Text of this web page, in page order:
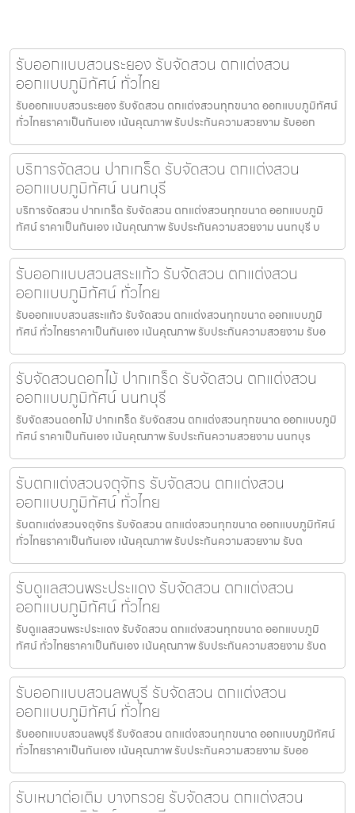
รับออกแบบสวนระยอง รับจัดสวน ตกแต่งสวน
ออกแบบภูมิทัศน์ ทั่วไทย
รับออกแบบสวนระยอง รับจัดสวน ตกแต่งสวนทุกขนาด ออกแบบภูมิทัศน์
ทั่วไทยราคาเป็นกันเอง เน้นคุณภาพ รับประกันความสวยงาม รับออก
บริการจัดสวน ปากเกร็ด รับจัดสวน ตกแต่งสวน
ออกแบบภูมิทัศน์ นนทบุรี
บริการจัดสวน ปากเกร็ด รับจัดสวน ตกแต่งสวนทุกขนาด ออกแบบภูมิ
ทัศน์ ราคาเป็นกันเอง เน้นคุณภาพ รับประกันความสวยงาม นนทบุรี บ
รับออกแบบสวนสระแก้ว รับจัดสวน ตกแต่งสวน
ออกแบบภูมิทัศน์ ทั่วไทย
รับออกแบบสวนสระแก้ว รับจัดสวน ตกแต่งสวนทุกขนาด ออกแบบภูมิ
ทัศน์ ทั่วไทยราคาเป็นกันเอง เน้นคุณภาพ รับประกันความสวยงาม รับอ
รับจัดสวนดอกไม้ ปากเกร็ด รับจัดสวน ตกแต่งสวน
ออกแบบภูมิทัศน์ นนทบุรี
รับจัดสวนดอกไม้ ปากเกร็ด รับจัดสวน ตกแต่งสวนทุกขนาด ออกแบบภูมิ
ทัศน์ ราคาเป็นกันเอง เน้นคุณภาพ รับประกันความสวยงาม นนทบุร
รับตกแต่งสวนจตุจักร รับจัดสวน ตกแต่งสวน
ออกแบบภูมิทัศน์ ทั่วไทย
รับตกแต่งสวนจตุจักร รับจัดสวน ตกแต่งสวนทุกขนาด ออกแบบภูมิทัศน์
ทั่วไทยราคาเป็นกันเอง เน้นคุณภาพ รับประกันความสวยงาม รับต
รับดูแลสวนพระประแดง รับจัดสวน ตกแต่งสวน
ออกแบบภูมิทัศน์ ทั่วไทย
รับดูแลสวนพระประแดง รับจัดสวน ตกแต่งสวนทุกขนาด ออกแบบภูมิ
ทัศน์ ทั่วไทยราคาเป็นกันเอง เน้นคุณภาพ รับประกันความสวยงาม รับด
รับออกแบบสวนลพบุรี รับจัดสวน ตกแต่งสวน
ออกแบบภูมิทัศน์ ทั่วไทย
รับออกแบบสวนลพบุรี รับจัดสวน ตกแต่งสวนทุกขนาด ออกแบบภูมิทัศน์
ทั่วไทยราคาเป็นกันเอง เน้นคุณภาพ รับประกันความสวยงาม รับออ
รับเหมาต่อเติม บางกรวย รับจัดสวน ตกแต่งสวน